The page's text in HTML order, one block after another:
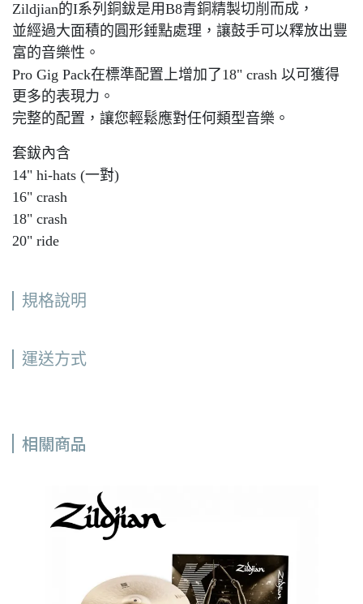
Zildjian的I系列銅鈸是用B8青銅精製切削而成，
並經過大面積的圓形錘點處理，讓鼓手可以釋放出豐
富的音樂性。
Pro Gig Pack在標準配置上增加了18" crash 以可獲得
更多的表現力。
完整的配置，讓您輕鬆應對任何類型音樂。
套鈸內含
14" hi-hats (一對)
16" crash
18" crash
20" ride
規格說明
運送方式
相關商品